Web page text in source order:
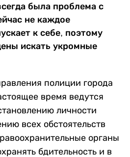
была проблема с
не каждое
к себе, поэтому
искать укромные
полиции города
время ведутся
личности
всех обстоятельств
органы
бдительность и в